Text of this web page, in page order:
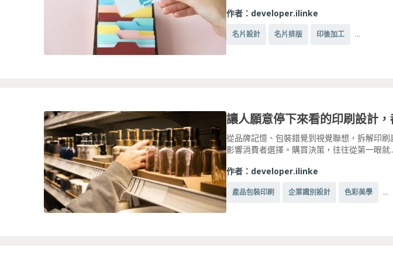
作者： developer.ilinke
名片設計 名片排版 印後加工 ...
讓人願意停下來看的印刷設計
從品牌記憶、包裝錯覺到視覺聯想，拆解印
影響消費者選擇。購買決策，往往從第一眼就
作者： developer.ilinke
產品包裝印刷 企業識別設計 色彩美學 ...